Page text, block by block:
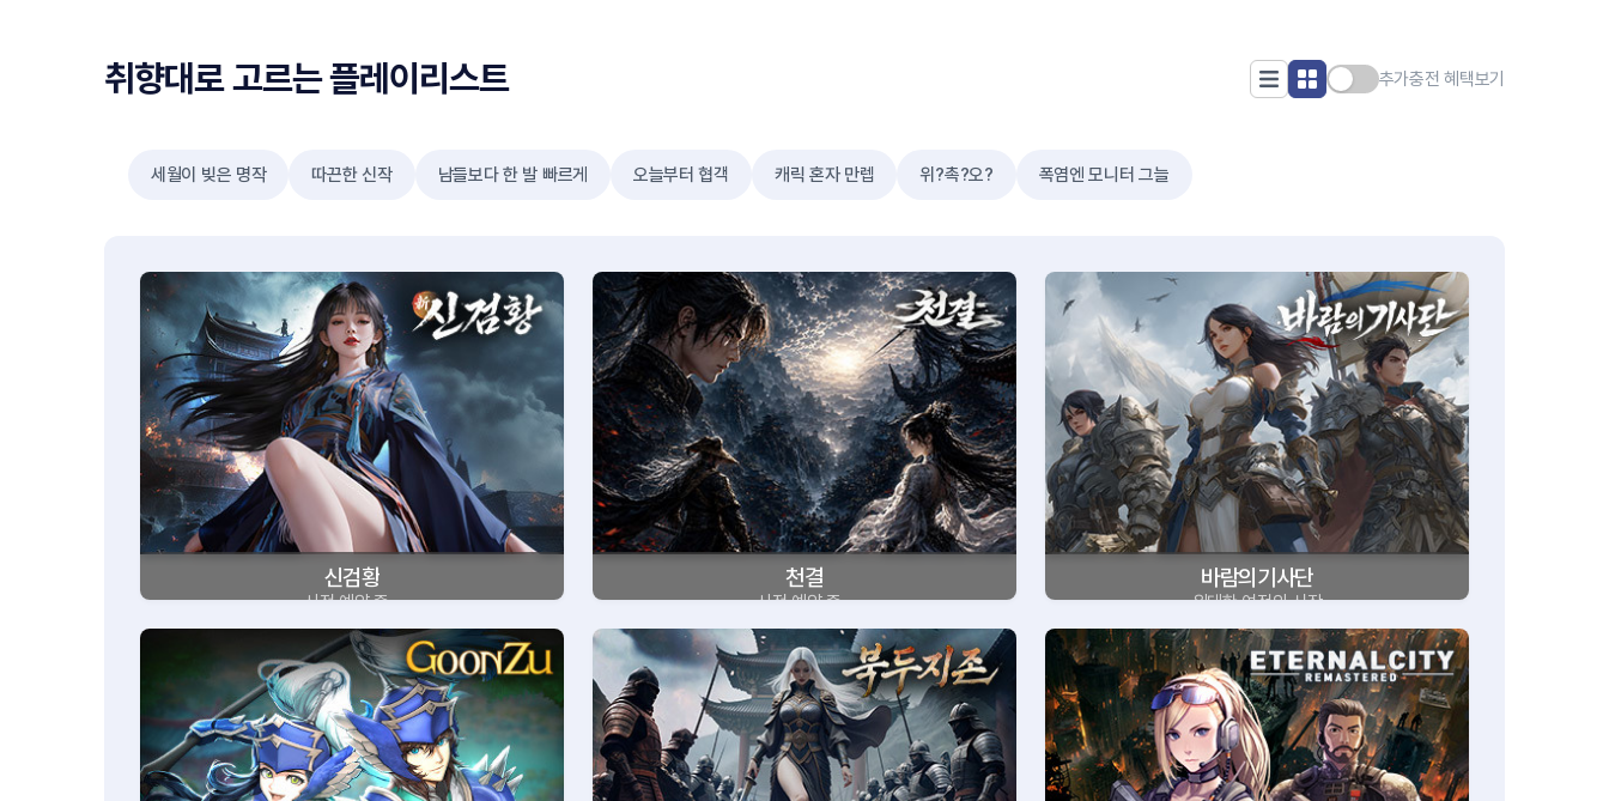
취향대로 고르는 플레이리스트 추가충전 혜택보기
세월이 빚은 명작 따끈한 신작 남들보다 한 발 빠르게 오늘부터 협객 캐릭 혼자 만렙 위?촉?오? 폭염엔 모니터 그늘
신검황
사전 예약 중~
천결
사전 예약 중~
바람의기사단
위대한 여정의 시작